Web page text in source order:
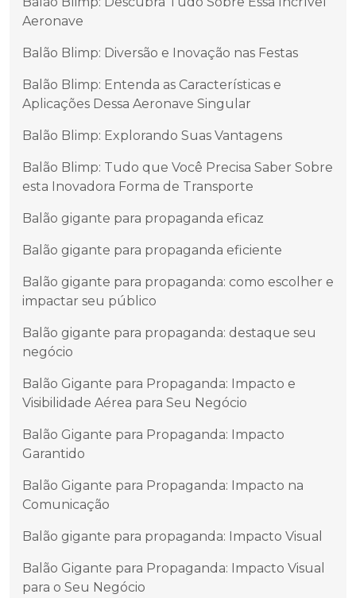
Aeronave
Balão Blimp: Diversão e Inovação nas Festas
Balão Blimp: Entenda as Características e
Aplicações Dessa Aeronave Singular
Balão Blimp: Explorando Suas Vantagens
Balão Blimp: Tudo que Você Precisa Saber Sobre
esta Inovadora Forma de Transporte
Balão gigante para propaganda eficaz
Balão gigante para propaganda eficiente
Balão gigante para propaganda: como escolher e
impactar seu público
Balão gigante para propaganda: destaque seu
negócio
Balão Gigante para Propaganda: Impacto e
Visibilidade Aérea para Seu Negócio
Balão Gigante para Propaganda: Impacto
Garantido
Balão Gigante para Propaganda: Impacto na
Comunicação
Balão gigante para propaganda: Impacto Visual
Balão Gigante para Propaganda: Impacto Visual
para o Seu Negócio